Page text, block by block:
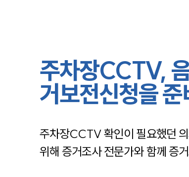
주차장CCTV,
거보전신청을
주차장CCTV 확인이 필요했던
위해 증거조사 전문가와 함께 증